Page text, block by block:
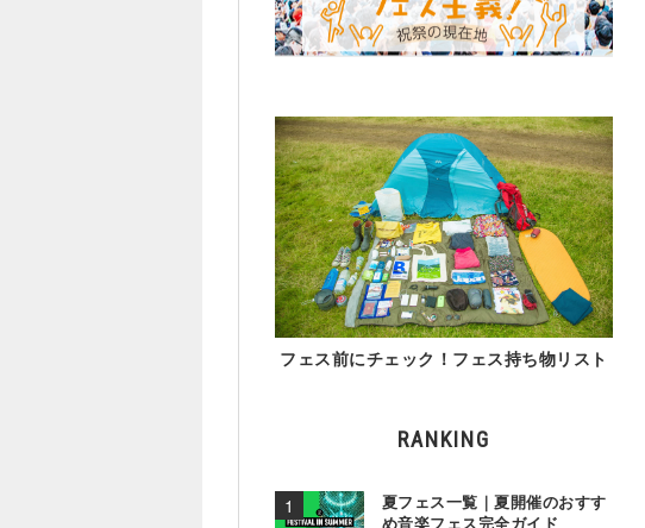
フェス前にチェック！フェス持ち物リスト
RANKING
夏フェス一覧｜夏開催のおすす
め音楽フェス完全ガイド